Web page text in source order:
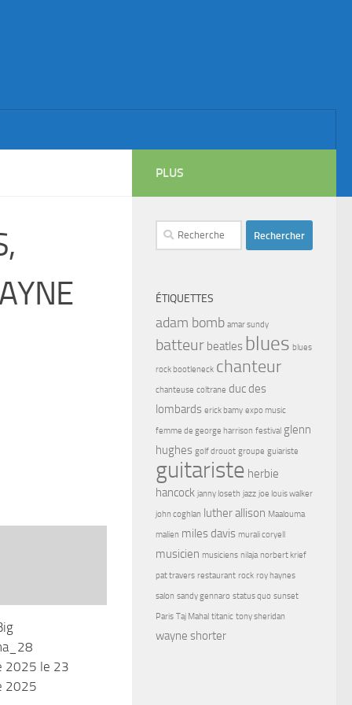
2025 le 23
2025
PLUS
Rechercher :
ÉTIQUETTES
adam bomb amar sundy
batteur beatles blues blues
rock bootleneck chanteur
chanteuse coltrane duc des
lombards erick bamy expo music
femme de george harrison festival glenn
hughes golf drouot groupe guiariste
guitariste herbie
hancock janny loseth jazz joe louis walker
john coghlan luther allison Maalouma
malien miles davis murali coryell
musicien musiciens nilaja norbert krief
pat travers restaurant rock roy haynes
salon sandy gennaro status quo sunset
Paris Taj Mahal titanic tony sheridan
wayne shorter